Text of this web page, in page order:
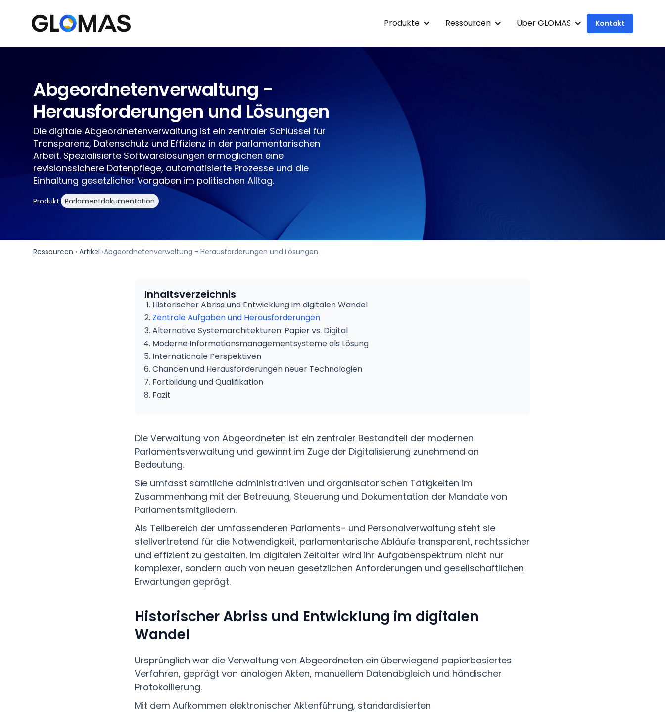
Produkte Ressourcen Über GLOMAS Kontakt
Abgeordnetenverwaltung -
Herausforderungen und Lösungen
Die digitale Abgeordnetenverwaltung ist ein zentraler Schlüssel für
Transparenz, Datenschutz und Effizienz in der parlamentarischen
Arbeit. Spezialisierte Softwarelösungen ermöglichen eine
revisionssichere Datenpflege, automatisierte Prozesse und die
Einhaltung gesetzlicher Vorgaben im politischen Alltag.
Produkt: Parlamentdokumentation
Ressourcen ›Artikel ›Abgeordnetenverwaltung - Herausforderungen und Lösungen
Inhaltsverzeichnis
Historischer Abriss und Entwicklung im digitalen Wandel
Zentrale Aufgaben und Herausforderungen
Alternative Systemarchitekturen: Papier vs. Digital
Moderne Informationsmanagementsysteme als Lösung
Internationale Perspektiven
Chancen und Herausforderungen neuer Technologien
Fortbildung und Qualifikation
Fazit
Die Verwaltung von Abgeordneten ist ein zentraler Bestandteil der modernen
Parlamentsverwaltung und gewinnt im Zuge der Digitalisierung zunehmend an
Bedeutung.
Sie umfasst sämtliche administrativen und organisatorischen Tätigkeiten im
Zusammenhang mit der Betreuung, Steuerung und Dokumentation der Mandate von
Parlamentsmitgliedern.
Als Teilbereich der umfassenderen Parlaments- und Personalverwaltung steht sie
stellvertretend für die Notwendigkeit, parlamentarische Abläufe transparent, rechtssicher
und effizient zu gestalten. Im digitalen Zeitalter wird ihr Aufgabenspektrum nicht nur
komplexer, sondern auch von neuen gesetzlichen Anforderungen und gesellschaftlichen
Erwartungen geprägt.
Historischer Abriss und Entwicklung im digitalen
Wandel
Ursprünglich war die Verwaltung von Abgeordneten ein überwiegend papierbasiertes
Verfahren, geprägt von analogen Akten, manuellem Datenabgleich und händischer
Protokollierung.
Mit dem Aufkommen elektronischer Aktenführung, standardisierten